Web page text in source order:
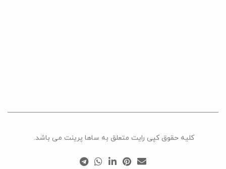
کلیه حقوق کپی رایت متعلق به ساها پرینت می باشد.